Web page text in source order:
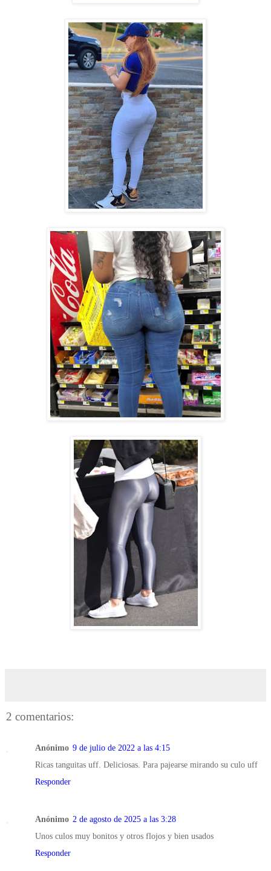
2 comentarios:
Anónimo 9 de julio de 2022 a las 4:15
Ricas tanguitas uff. Deliciosas. Para pajearse mirando su culo uff
Responder
Anónimo 2 de agosto de 2025 a las 3:28
Unos culos muy bonitos y otros flojos y bien usados
Responder